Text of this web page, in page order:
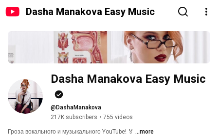
Dasha Manakova Easy Music
Dasha Manakova Easy Music
@DashaManakova
217K subscribers • 755 videos
Гроза вокального и музыкального YouTube! 🏅 ...more